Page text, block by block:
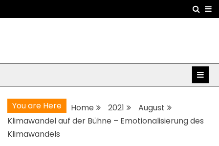
to
You are Here Home 2021
August
Klimawandel auf der Bühne – Emotionalisierung des
Klimawandels